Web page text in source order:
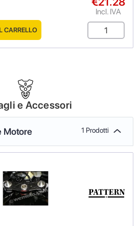
Incl. IVA
CARRELLO
e Accessori
Motore 1 Prodotti